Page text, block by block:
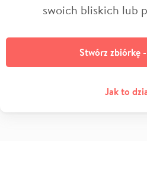
swoich bliskich lub
Stwórz zbiórkę
Jak to